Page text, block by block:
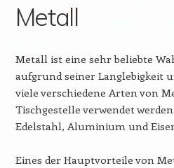
Metall
Metall ist eine sehr beliebte
aufgrund seiner Langlebigkeit
viele verschiedene Arten von
Tischgestelle verwendet
Edelstahl, Aluminium und
Eines der Hauptvorteile von